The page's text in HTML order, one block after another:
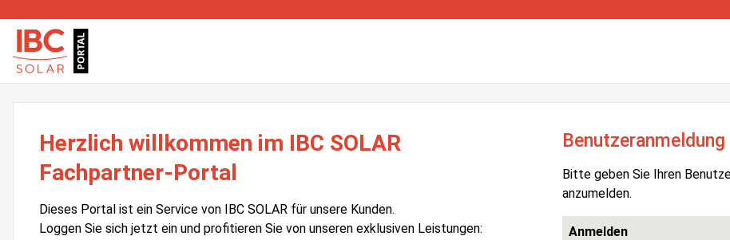
Herzlich willkommen im IBC SOLAR
Fachpartner-Portal
Dieses Portal ist ein Service von IBC SOLAR für unsere Kunden.
Loggen Sie sich jetzt ein und profitieren Sie von unseren exklusiven Leistungen:
Benutzeranmeldung
Bitte geben Sie Ihren
anzumelden.
Anmelden